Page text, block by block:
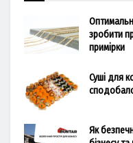
зробити
примірки
Суші для
Як